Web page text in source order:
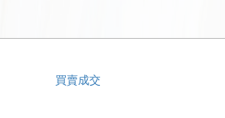
買賣成交